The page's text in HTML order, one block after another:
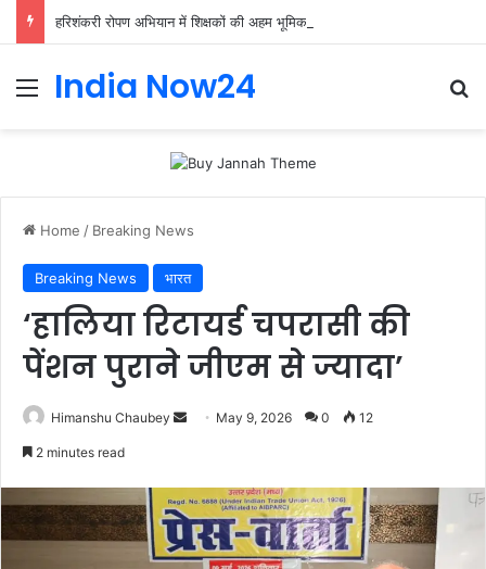
India Now24
Home / Breaking News
Breaking News भारत
‘हालिया रिटायर्ड चपरासी की
पेंशन पुराने जीएम से ज्यादा’
Himanshu Chaubey May 9, 2026 0 12
2 minutes read